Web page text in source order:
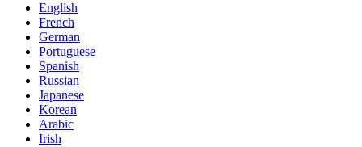
English
French
German
Portuguese
Spanish
Russian
Japanese
Korean
Arabic
Irish